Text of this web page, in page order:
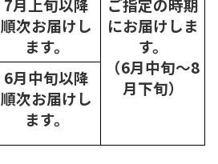
7月上旬以降
順次お届けし
ます。
ご指定の時期
にお届けしま
す。
（6月中旬～8
月下旬）
6月中旬以降
順次お届けし
ます。